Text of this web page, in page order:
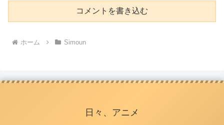
コメントを書き込む
ホーム Simoun
日々、アニメ